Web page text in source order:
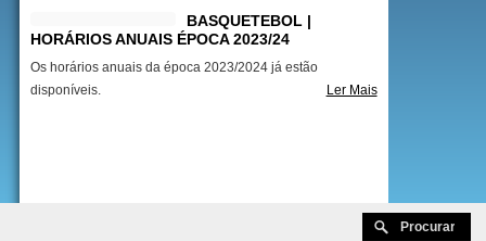
BASQUETEBOL |
HORÁRIOS ANUAIS ÉPOCA 2023/24
Os horários anuais da época 2023/2024 já estão
disponíveis.
Ler Mais